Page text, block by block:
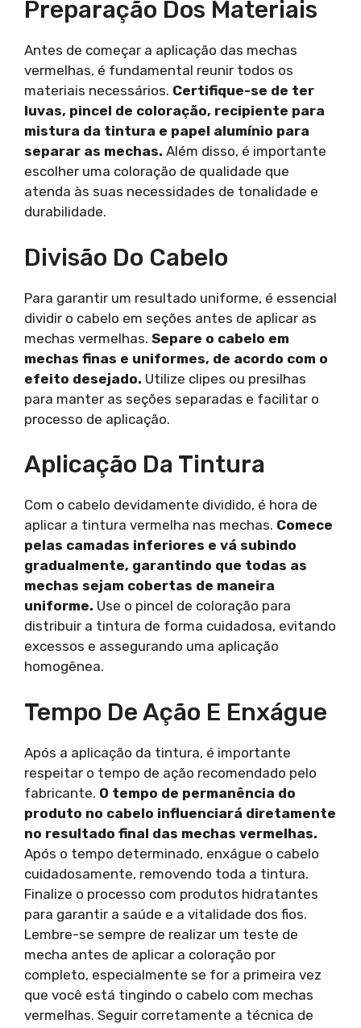
Preparação Dos Materiais
Antes de começar a aplicação das mechas
vermelhas, é fundamental reunir todos os
materiais necessários. Certifique-se de ter
luvas, pincel de coloração, recipiente para
mistura da tintura e papel alumínio para
separar as mechas. Além disso, é importante
escolher uma coloração de qualidade que
atenda às suas necessidades de tonalidade e
durabilidade.
Divisão Do Cabelo
Para garantir um resultado uniforme, é essencial
dividir o cabelo em seções antes de aplicar as
mechas vermelhas. Separe o cabelo em
mechas finas e uniformes, de acordo com o
efeito desejado. Utilize clipes ou presilhas
para manter as seções separadas e facilitar o
processo de aplicação.
Aplicação Da Tintura
Com o cabelo devidamente dividido, é hora de
aplicar a tintura vermelha nas mechas. Comece
pelas camadas inferiores e vá subindo
gradualmente, garantindo que todas as
mechas sejam cobertas de maneira
uniforme. Use o pincel de coloração para
distribuir a tintura de forma cuidadosa, evitando
excessos e assegurando uma aplicação
homogênea.
Tempo De Ação E Enxágue
Após a aplicação da tintura, é importante
respeitar o tempo de ação recomendado pelo
fabricante. O tempo de permanência do
produto no cabelo influenciará diretamente
no resultado final das mechas vermelhas.
Após o tempo determinado, enxágue o cabelo
cuidadosamente, removendo toda a tintura.
Finalize o processo com produtos hidratantes
para garantir a saúde e a vitalidade dos fios.
Lembre-se sempre de realizar um teste de
mecha antes de aplicar a coloração por
completo, especialmente se for a primeira vez
que você está tingindo o cabelo com mechas
vermelhas. Seguir corretamente a técnica de